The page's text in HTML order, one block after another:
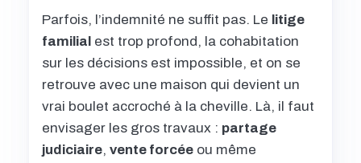
Parfois, l’indemnité ne suffit pas. Le litige
familial est trop profond, la cohabitation
sur les décisions est impossible, et on se
retrouve avec une maison qui devient un
vrai boulet accroché à la cheville. Là, il faut
envisager les gros travaux : partage
judiciaire, vente forcée ou même